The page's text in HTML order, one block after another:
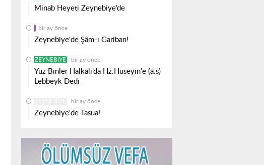
Minab Heyeti Zeynebiye’de
bir ay önce
Zeynebiye'de Şâm-ı Gariban!
ZEYNEBIYE bir ay önce
Yüz Binler Halkalı’da Hz.Hüseyin'e (a.s)
Lebbeyk Dedi
bir ay önce
Zeynebiye'de Tasua!